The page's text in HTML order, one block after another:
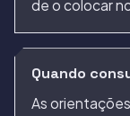
de o colocar
Quando
As